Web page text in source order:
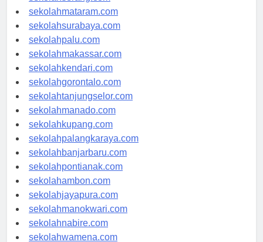
sekolahserang.com
sekolahmataram.com
sekolahsurabaya.com
sekolahpalu.com
sekolahmakassar.com
sekolahkendari.com
sekolahgorontalo.com
sekolahtanjungselor.com
sekolahmanado.com
sekolahkupang.com
sekolahpalangkaraya.com
sekolahbanjarbaru.com
sekolahpontianak.com
sekolahambon.com
sekolahjayapura.com
sekolahmanokwari.com
sekolahnabire.com